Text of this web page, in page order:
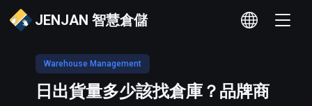
JENJAN 智慧倉儲
Warehouse Management
日出貨量多少該找倉庫？品牌商